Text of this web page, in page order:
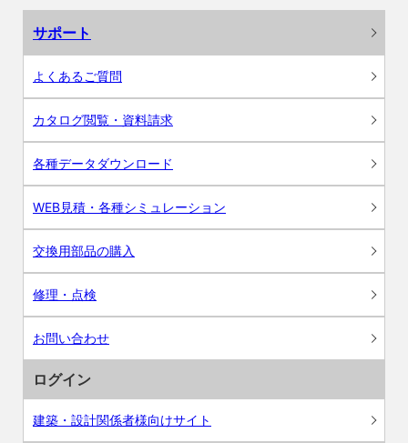
サポート
よくあるご質問
カタログ閲覧・資料請求
各種データダウンロード
WEB見積・各種シミュレーション
交換用部品の購入
修理・点検
お問い合わせ
ログイン
建築・設計関係者様向けサイト